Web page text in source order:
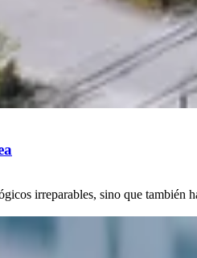
irreparables, sino que